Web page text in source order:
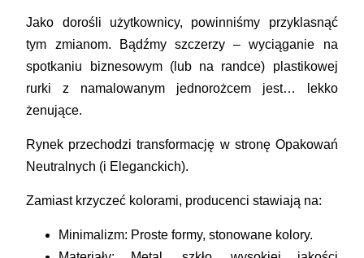
Jako dorośli użytkownicy, powinniśmy przyklasnąć
tym zmianom. Bądźmy szczerzy – wyciąganie na
spotkaniu biznesowym (lub na randce) plastikowej
rurki z namalowanym jednorożcem jest… lekko
żenujące.
Rynek przechodzi transformację w stronę Opakowań
Neutralnych (i Eleganckich).
Zamiast krzyczeć kolorami, producenci stawiają na:
Minimalizm: Proste formy, stonowane kolory.